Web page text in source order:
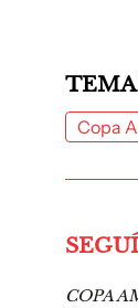
Copa
COPA